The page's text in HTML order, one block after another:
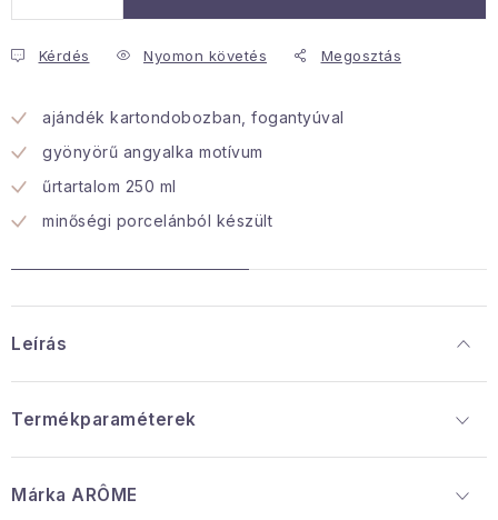
Hogyan kell panaszkodni / visszaadni az áruka
Érintkezés
Rólunk
Kérdés Nyomon követés Megosztás
ajándék kartondobozban, fogantyúval
gyönyörű angyalka motívum
űrtartalom 250 ml
minőségi porcelánból készült
Leírás
Termékparaméterek
Márka ARÔME